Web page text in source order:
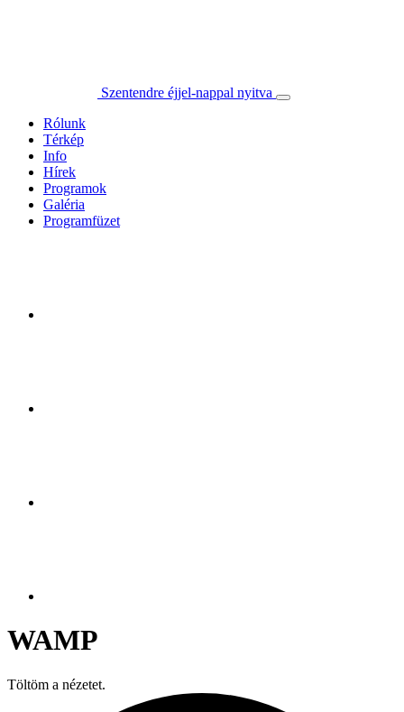
Szentendre éjjel-nappal nyitva
Rólunk
Térkép
Info
Hírek
Programok
Galéria
Programfüzet
WAMP
Töltöm a nézetet.